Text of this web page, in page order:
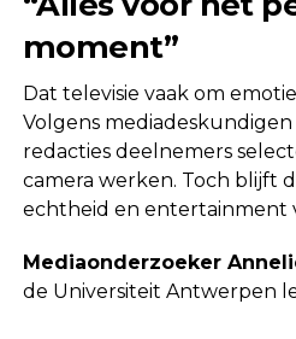
moment”
Dat televisie vaak om
Volgens
redacties deelnemers
camera werken. Toch blijft
echtheid en entertainment
Mediaonderzoeker
de Universiteit Antwerpen